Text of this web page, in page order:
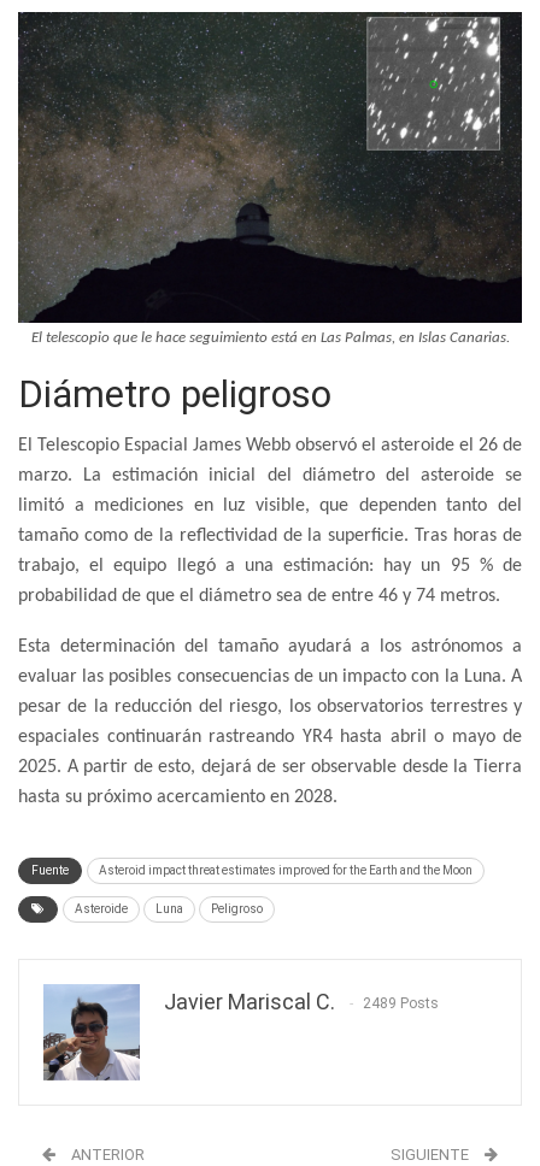
El telescopio que le hace seguimiento está en Las Palmas, en Islas Canarias.
Diámetro peligroso
El Telescopio Espacial James Webb observó el asteroide el 26 de
marzo. La estimación inicial del diámetro del asteroide se
limitó a mediciones en luz visible, que dependen tanto del
tamaño como de la reflectividad de la superficie. Tras horas de
trabajo, el equipo llegó a una estimación: hay un 95 % de
probabilidad de que el diámetro sea de entre 46 y 74 metros.
Esta determinación del tamaño ayudará a los astrónomos a
evaluar las posibles consecuencias de un impacto con la Luna. A
pesar de la reducción del riesgo, los observatorios terrestres y
espaciales continuarán rastreando YR4 hasta abril o mayo de
2025. A partir de esto, dejará de ser observable desde la Tierra
hasta su próximo acercamiento en 2028.
Fuente Asteroid impact threat estimates improved for the Earth and the Moon
Asteroide Luna Peligroso
Javier Mariscal C. 2489 Posts
ANTERIOR SIGUIENTE